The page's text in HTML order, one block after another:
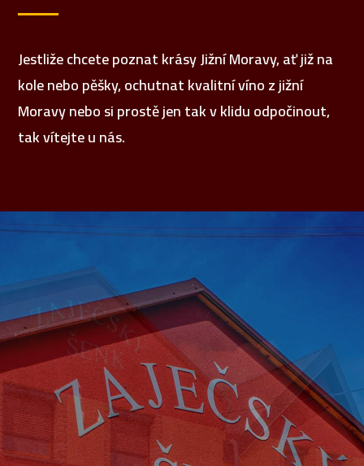
Jestliže chcete poznat krásy Jižní Moravy, ať již na
kole nebo pěšky, ochutnat kvalitní víno z jižní
Moravy nebo si prostě jen tak v klidu odpočinout,
tak vítejte u nás.